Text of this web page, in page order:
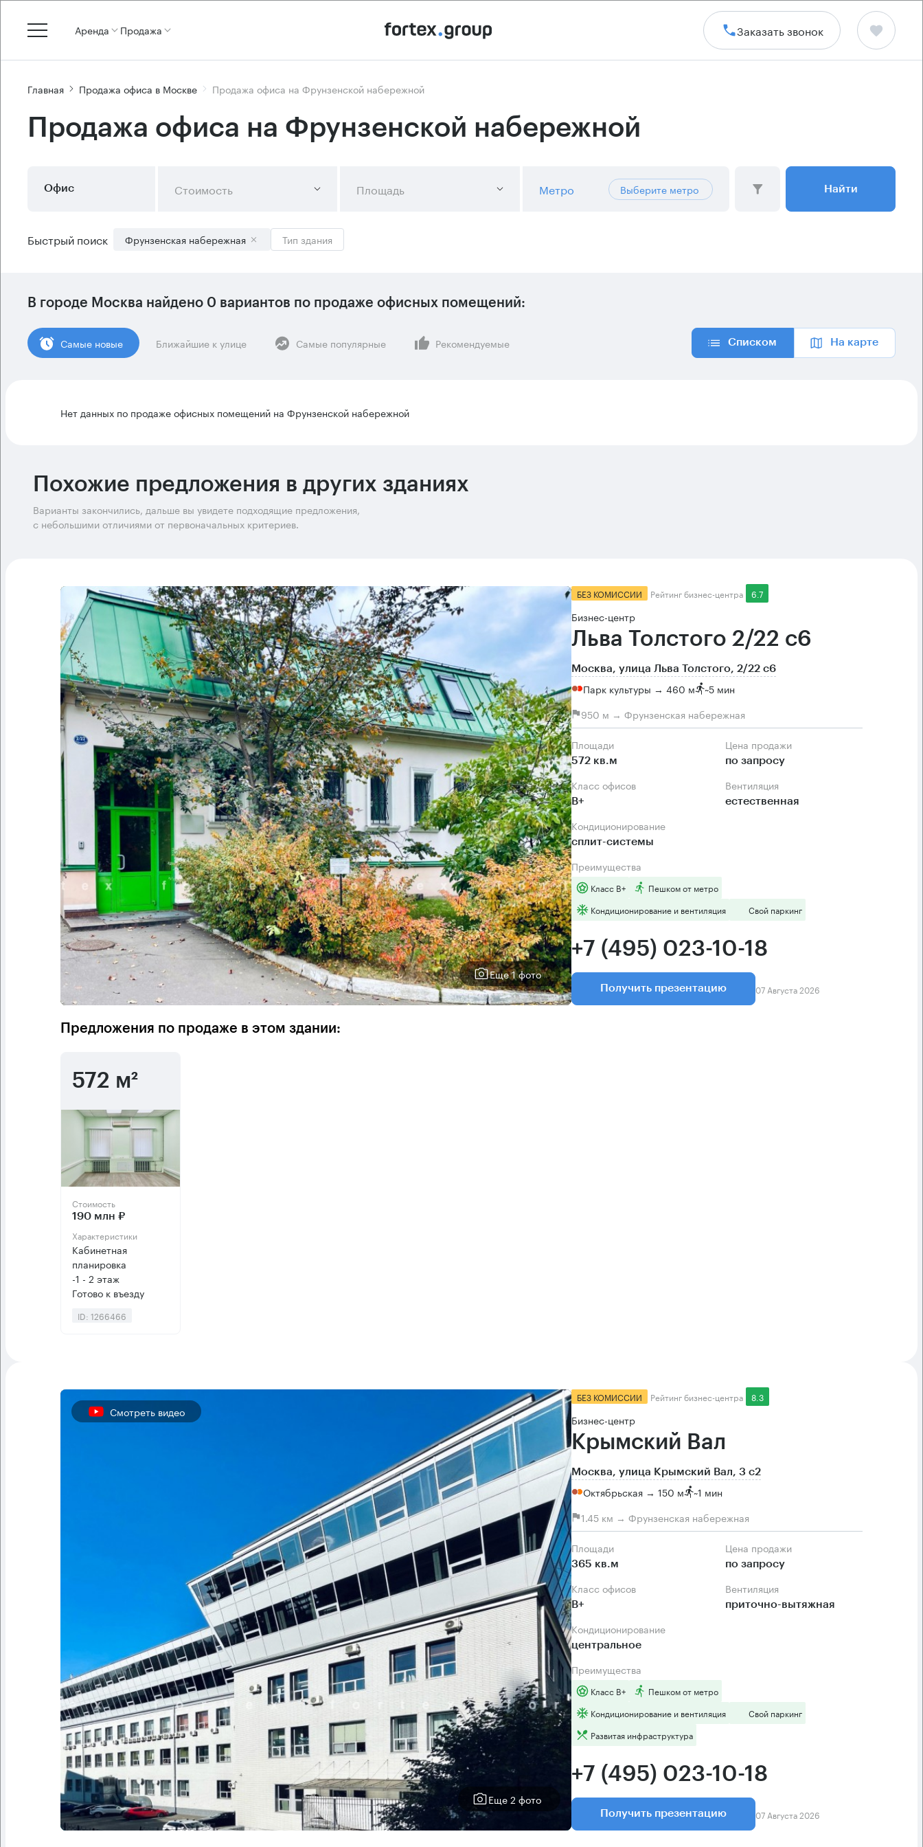
Аренда Продажа Заказать звонок
Главная Продажа офиса в Москве Продажа офиса на Фрунзенской набережной
Продажа офиса на Фрунзенской набережной
Офис Стоимость Площадь Метро Выберите метро Найти
Быстрый поиск Фрунзенская набережная Тип здания
В городе Москва найдено 0 вариантов по продаже офисных помещений:
Cамые новые Ближайшие к улице Самые популярные Рекомендуемые Списком На карте
Нет данных по продаже офисных помещений на Фрунзенской набережной
Похожие предложения в других зданиях
Варианты закончились, дальше вы увидете подходящие предложения,
с небольшими отличиями от первоначальных критериев.
Еще 1 фото
БЕЗ КОМИССИИ Рейтинг бизнес-центра 6.7
Бизнес-центр
Льва Толстого 2/22 с6
Москва, улица Льва Толстого, 2/22 с6
Парк культуры → 460 м ~5 мин
950 м → Фрунзенская набережная
Площади
572 кв.м
Цена продажи
по запросу
Класс офисов
B+
Вентиляция
естественная
Кондиционирование
сплит-системы
Преимущества
Класс B+
Пешком от метро
Кондиционирование и вентиляция
Свой паркинг
+7 (495) 023-10-18
Получить презентацию 07 Августа 2026
Предложения по продаже в этом здании:
572 м²
Стоимость
190 млн ₽
Характеристики
Кабинетная
планировка
-1 - 2 этаж
Готово к въезду
ID: 1266466
Смотреть видео
Еще 2 фото
БЕЗ КОМИССИИ Рейтинг бизнес-центра 8.3
Бизнес-центр
Крымский Вал
Москва, улица Крымский Вал, 3 с2
Октябрьская → 150 м ~1 мин
1.45 км → Фрунзенская набережная
Площади
365 кв.м
Цена продажи
по запросу
Класс офисов
B+
Вентиляция
приточно-вытяжная
Кондиционирование
центральное
Преимущества
Класс B+
Пешком от метро
Кондиционирование и вентиляция
Свой паркинг
Развитая инфраструктура
+7 (495) 023-10-18
Получить презентацию 07 Августа 2026